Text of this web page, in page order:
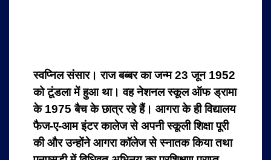
स्वप्निल संसार। राज बब्बर का जन्म 23 जून 1952
को टूंडला में हुआ था। वह नेशनल स्कूल ऑफ ड्रामा
के 1975 बैच के छात्र रहे हैं। आगरा के ही विद्यालय
फैज-ए-आम इंटर कालेज से अपनी स्कूली शिक्षा पूरी
की और उन्होंने आगरा कॉलेज से स्नातक किया तथा